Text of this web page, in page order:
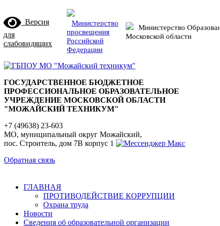
Версия
для
слабовидящих
Министерство
просвещения
Российской
Федерации
Министерство
Московской области
ГОСУДАРСТВЕННОЕ БЮДЖЕТНОЕ
ПРОФЕССИОНАЛЬНОЕ ОБРАЗОВАТЕЛЬНОЕ
УЧРЕЖДЕНИЕ МОСКОВСКОЙ ОБЛАСТИ
"МОЖАЙСКИЙ ТЕХНИКУМ"
+7 (49638) 23-603
МО, муниципальный округ Можайский,
пос. Строитель, дом 7В корпус 1
Обратная связь
ГЛАВНАЯ
ПРОТИВОДЕЙСТВИЕ КОРРУПЦИИ
Охрана труда
Новости
Сведения об образовательной организации